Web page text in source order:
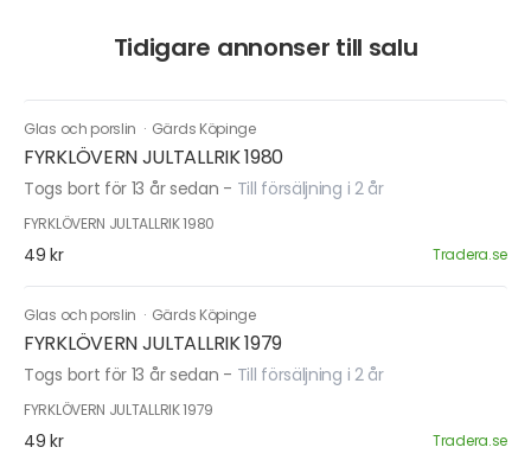
Tidigare annonser till salu
Glas och porslin · Gärds Köpinge
FYRKLÖVERN JULTALLRIK 1980
Togs bort för 13 år sedan - Till försäljning i 2 år
FYRKLÖVERN JULTALLRIK 1980
49 kr Tradera.se
Glas och porslin · Gärds Köpinge
FYRKLÖVERN JULTALLRIK 1979
Togs bort för 13 år sedan - Till försäljning i 2 år
FYRKLÖVERN JULTALLRIK 1979
49 kr Tradera.se